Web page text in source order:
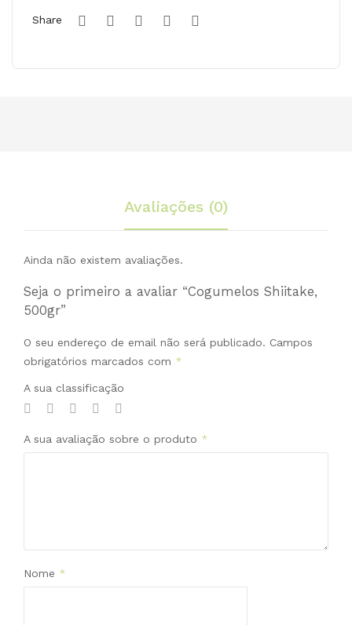
Share
Avaliações (0)
Ainda não existem avaliações.
Seja o primeiro a avaliar “Cogumelos Shiitake,
500gr”
O seu endereço de email não será publicado. Campos
obrigatórios marcados com *
A sua classificação
A sua avaliação sobre o produto *
Nome *